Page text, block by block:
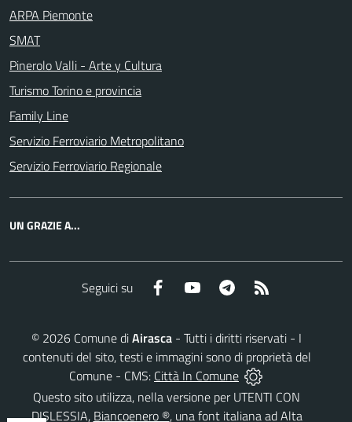
ARPA Piemonte
SMAT
Pinerolo Valli - Arte y Cultura
Turismo Torino e provincia
Family Line
Servizio Ferroviario Metropolitano
Servizio Ferroviario Regionale
UN GRAZIE A...
Seguici su Facebook YouTube Telegram
© 2026 Comune diAirasca - Tutti i diritti riservati - I
contenuti del sito, testi e immagini sono di proprietà del
Comune - CMS: Città In Comune
Questo sito utilizza, nella versione per UTENTI CON
DISLESSIA, Biancoenero ®, una font italiana ad Alta